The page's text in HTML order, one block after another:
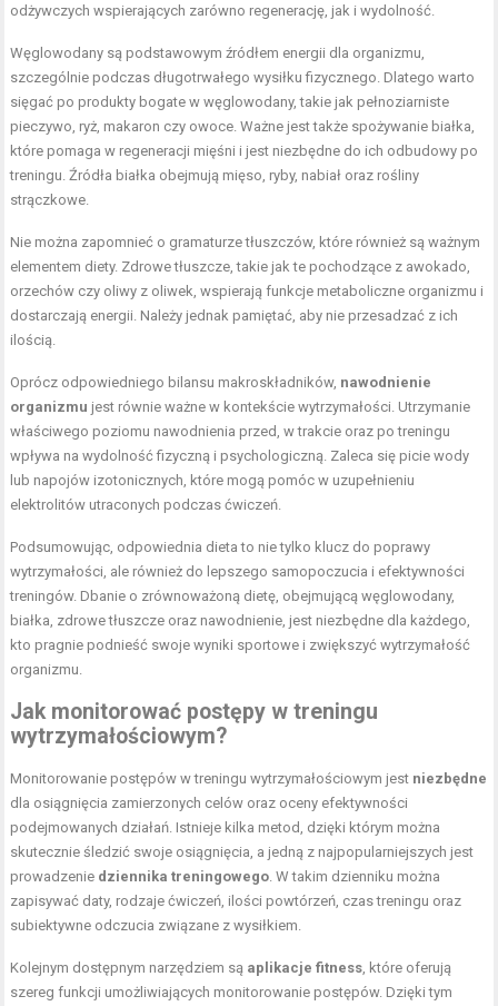
odżywczych wspierających zarówno regenerację, jak i wydolność.
Węglowodany są podstawowym źródłem energii dla organizmu,
szczególnie podczas długotrwałego wysiłku fizycznego. Dlatego warto
sięgać po produkty bogate w węglowodany, takie jak pełnoziarniste
pieczywo, ryż, makaron czy owoce. Ważne jest także spożywanie białka,
które pomaga w regeneracji mięśni i jest niezbędne do ich odbudowy po
treningu. Źródła białka obejmują mięso, ryby, nabiał oraz rośliny
strączkowe.
Nie można zapomnieć o gramaturze tłuszczów, które również są ważnym
elementem diety. Zdrowe tłuszcze, takie jak te pochodzące z awokado,
orzechów czy oliwy z oliwek, wspierają funkcje metaboliczne organizmu i
dostarczają energii. Należy jednak pamiętać, aby nie przesadzać z ich
ilością.
Oprócz odpowiedniego bilansu makroskładników, nawodnienie
organizmu jest równie ważne w kontekście wytrzymałości. Utrzymanie
właściwego poziomu nawodnienia przed, w trakcie oraz po treningu
wpływa na wydolność fizyczną i psychologiczną. Zaleca się picie wody
lub napojów izotonicznych, które mogą pomóc w uzupełnieniu
elektrolitów utraconych podczas ćwiczeń.
Podsumowując, odpowiednia dieta to nie tylko klucz do poprawy
wytrzymałości, ale również do lepszego samopoczucia i efektywności
treningów. Dbanie o zrównoważoną dietę, obejmującą węglowodany,
białka, zdrowe tłuszcze oraz nawodnienie, jest niezbędne dla każdego,
kto pragnie podnieść swoje wyniki sportowe i zwiększyć wytrzymałość
organizmu.
Jak monitorować postępy w treningu
wytrzymałościowym?
Monitorowanie postępów w treningu wytrzymałościowym jest niezbędne
dla osiągnięcia zamierzonych celów oraz oceny efektywności
podejmowanych działań. Istnieje kilka metod, dzięki którym można
skutecznie śledzić swoje osiągnięcia, a jedną z najpopularniejszych jest
prowadzenie dziennika treningowego. W takim dzienniku można
zapisywać daty, rodzaje ćwiczeń, ilości powtórzeń, czas treningu oraz
subiektywne odczucia związane z wysiłkiem.
Kolejnym dostępnym narzędziem są aplikacje fitness, które oferują
szereg funkcji umożliwiających monitorowanie postępów. Dzięki tym